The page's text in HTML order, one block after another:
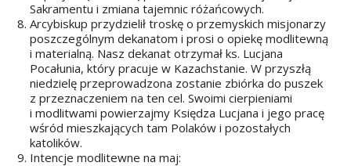
Sakramentu i zmiana tajemnic różańcowych.
Arcybiskup przydzielił troskę o przemyskich misjonarzy
poszczególnym dekanatom i prosi o opiekę modlitewną
i materialną. Nasz dekanat otrzymał ks. Lucjana
Pocałunia, który pracuje w Kazachstanie. W przyszłą
niedzielę przeprowadzona zostanie zbiórka do puszek
z przeznaczeniem na ten cel. Swoimi cierpieniami
i modlitwami powierzajmy Księdza Lucjana i jego pracę
wśród mieszkających tam Polaków i pozostałych
katolików.
Intencje modlitewne na maj: